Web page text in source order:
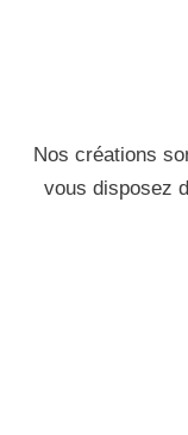
Nos créations
vous disposez